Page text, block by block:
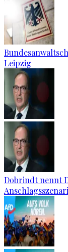
Leipzig
Dobrindt nennt